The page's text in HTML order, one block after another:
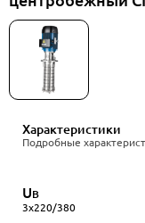
Характеристики
Подробные
UВ
3x220/380